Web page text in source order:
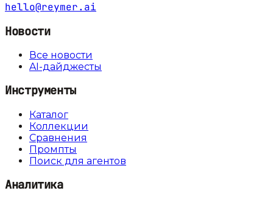
hello@reymer.ai
Новости
Все новости
AI-дайджесты
Инструменты
Каталог
Коллекции
Сравнения
Промпты
Поиск для агентов
Аналитика